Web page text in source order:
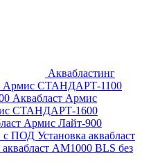
Аквабластинг
Армис СТАНДАРТ-1100
Аквабласт Армис
СТАНДАРТ-1600
Армис Лайт-900
с ПОД Установка аквабласт
аквабласт AM1000 BLS без